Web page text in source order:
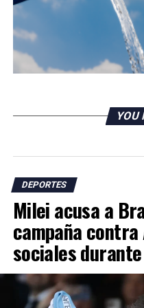
YOU
DEPORTES
Milei acusa a
campaña
sociales